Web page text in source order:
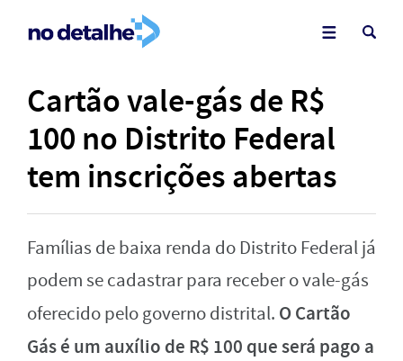
Cartão vale-gás de R$
100 no Distrito Federal
tem inscrições abertas
Famílias de baixa renda do Distrito Federal já
podem se cadastrar para receber o vale-gás
oferecido pelo governo distrital. O Cartão
Gás é um auxílio de R$ 100 que será pago a